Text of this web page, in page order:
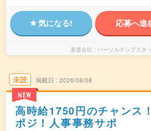
気になる! 応募へ進
派遣会社 パーソルテンプスタ
未読
NEW
掲載日 2026/08/08
高時給1750円のチャンス
ポジ！人事事務サポ